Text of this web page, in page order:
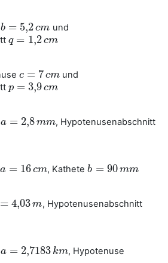
b = 5,2cm
b =5 2cm
und
q = 1,2 cm
q =1, 2cm
c = 7cm
c =7c m
und
p = 3,9cm
p=3 9cm
a = 2,8mm
a=2, 8mm , Hypotenusenabschnitt
a = 16cm
a=16 cm , Katheteb = 90mm
b =90mm
= 4,03m
4, 03m , Hypotenusenabschnitt
a = 2,7183 km
a=2,7183km , Hypotenuse